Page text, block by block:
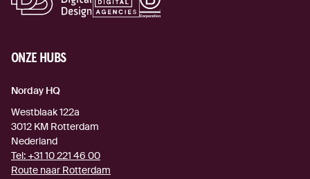
ONZE HUBS
Norday HQ
Westblaak 122a
3012 KM Rotterdam
Nederland
Tel: +31 10 221 46 00
Route naar Rotterdam